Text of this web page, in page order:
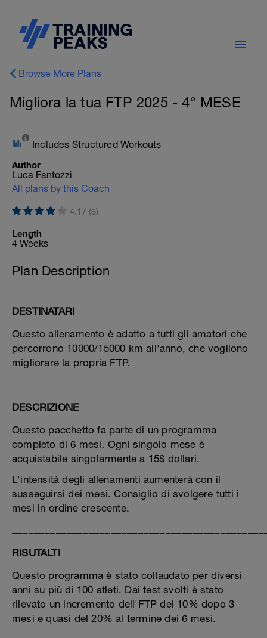
Browse More Plans
Migliora la tua FTP 2025 - 4° MESE
Includes Structured Workouts
Author
Luca Fantozzi
All plans by this Coach
4.17 (6)
Length
4 Weeks
Plan Description
DESTINATARI
Questo allenamento è adatto a tutti gli amatori che
percorrono 10000/15000 km all'anno, che vogliono
migliorare la propria FTP.
DESCRIZIONE
Questo pacchetto fa parte di un programma
completo di 6 mesi. Ogni singolo mese è
acquistabile singolarmente a 15$ dollari.
L'intensità degli allenamenti aumenterà con il
susseguirsi dei mesi. Consiglio di svolgere tutti i
mesi in ordine crescente.
RISUTALTI
Questo programma è stato collaudato per diversi
anni su più di 100 atleti. Dai test svolti è stato
rilevato un incremento dell'FTP del 10% dopo 3
mesi e quasi del 20% al termine dei 6 mesi.